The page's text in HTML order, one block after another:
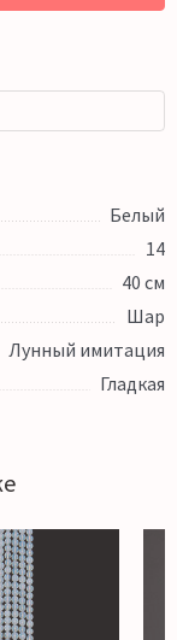
Белый
14
40 см
Шар
Лунный имитация
Гладкая